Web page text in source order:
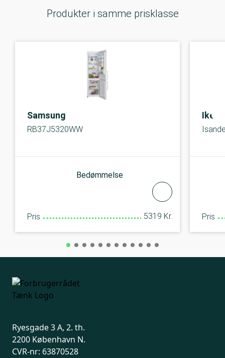
Produkter i samme prisklasse
Samsung
RB37J5320WW
Bedømmelse
Pris 5319 Kr.
Ikea
Pris
Ryesgade 3 A, 2. th.
2200 København N.
CVR-nr: 63870528